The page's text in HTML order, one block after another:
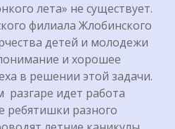
лета» не существует.
филиала Жлобинского
детей и молодежи
и хорошее
в решении этой задачи.
разгаре идет работа
ребятишки разного